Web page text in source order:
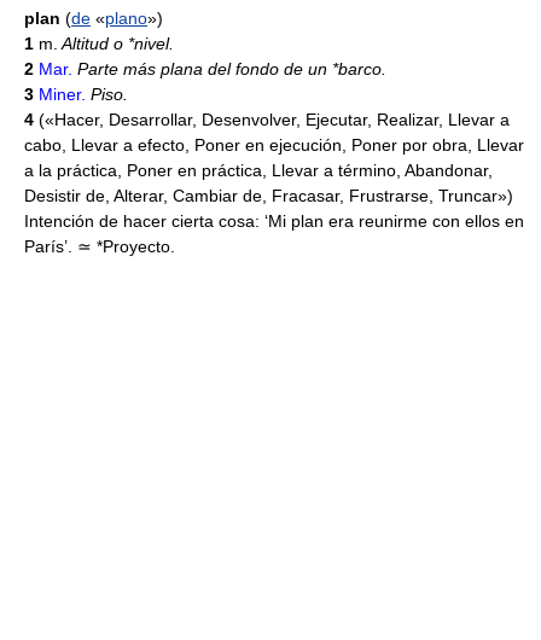
plan (de «plano»)
1 m. Altitud o *nivel.
2 Mar. Parte más plana del fondo de un *barco.
3 Miner. Piso.
4 («Hacer, Desarrollar, Desenvolver, Ejecutar, Realizar, Llevar a
cabo, Llevar a efecto, Poner en ejecución, Poner por obra, Llevar
a la práctica, Poner en práctica, Llevar a término, Abandonar,
Desistir de, Alterar, Cambiar de, Fracasar, Frustrarse, Truncar»)
Intención de hacer cierta cosa: ‘Mi plan era reunirme con ellos en
París’. ≃ *Proyecto.